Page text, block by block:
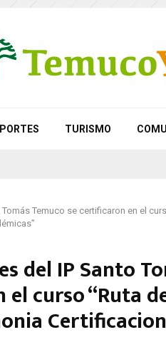
TURISMO
Temuco se certificaron en el
del IP Santo
curso “Ruta